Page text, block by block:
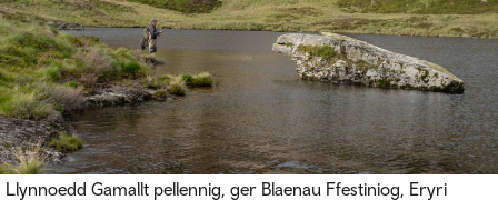
Llynnoedd Gamallt pellennig, ger Blaenau Ffestiniog, Eryri